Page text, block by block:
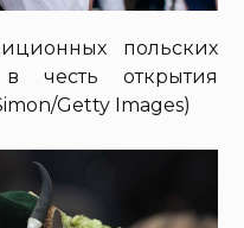
польских
честь открытия
Getty Images)